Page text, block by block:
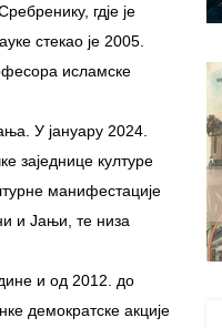
гдје je
стекао је 2005.
исламске
У јануару 2024.
заједнице културе
манифестације
и Јањи, те низа
и од 2012. до
демократске акције